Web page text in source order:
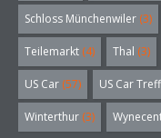
Schloss Münchenwiler (3)
Teilemarkt (4) Thal (3)
US Car (57) US Car
Winterthur (3)